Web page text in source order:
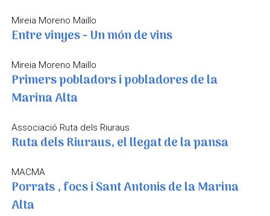
Mireia Moreno Maillo
Entre vinyes - Un món de vins
Mireia Moreno Maillo
Primers pobladors i pobladores de la
Marina Alta
Associació Ruta dels Riuraus
Ruta dels Riuraus, el llegat de la pansa
MACMA
Porrats , focs i Sant Antonis de la Marina
Alta